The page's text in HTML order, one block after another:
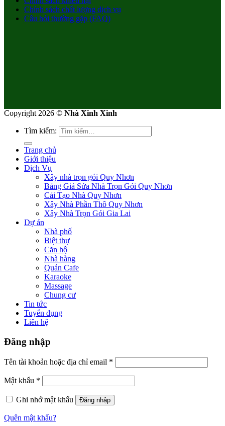
Chính sách chất lượng dịch vụ
Câu hỏi thường gặp (FAQ)
Copyright 2026 © Nhà Xinh Xinh
Tìm kiếm:
Trang chủ
Giới thiệu
Dịch Vụ
Xây nhà trọn gói Quy Nhơn
Bảng Giá Sửa Nhà Trọn Gói Quy Nhơn
Cải Tạo Nhà Quy Nhơn
Xây Nhà Phần Thô Quy Nhơn
Xây Nhà Trọn Gói Gia Lai
Dự án
Nhà phố
Biệt thự
Căn hộ
Nhà hàng
Quán Cafe
Karaoke
Massage
Chung cư
Tin tức
Tuyển dụng
Liên hệ
Đăng nhập
Tên tài khoản hoặc địa chỉ email *
Mật khẩu *
Ghi nhớ mật khẩu Đăng nhập
Quên mật khẩu?